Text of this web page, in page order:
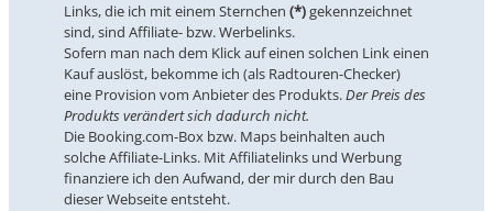
Links, die ich mit einem Sternchen (*)gekennzeichnet
sind, sind Affiliate- bzw. Werbelinks.
Sofern man nach dem Klick auf einen solchen Link einen
Kauf auslöst, bekomme ich (als Radtouren-Checker)
eine Provision vom Anbieter des Produkts.Der Preis des
Produkts verändert sich dadurch nicht.
Die Booking.com-Box bzw. Maps beinhalten auch
solche Affiliate-Links. Mit Affiliatelinks und Werbung
finanziere ich den Aufwand, der mir durch den Bau
dieser Webseite entsteht.